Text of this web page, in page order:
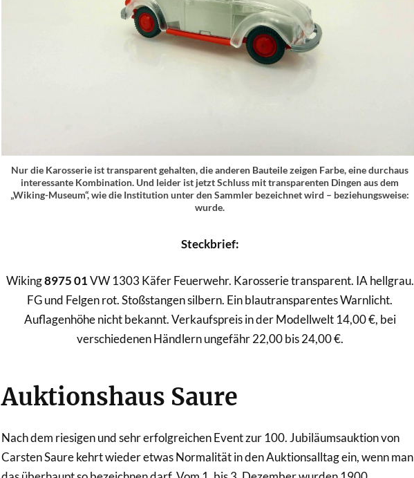
Nur die Karosserie ist transparent gehalten, die anderen Bauteile zeigen Farbe, eine durchaus
interessante Kombination. Und leider ist jetzt Schluss mit transparenten Dingen aus dem
„Wiking-Museum“, wie die Institution unter den Sammler bezeichnet wird – beziehungsweise:
wurde.
Steckbrief:
Wiking8975 01VW 1303 Käfer Feuerwehr. Karosserie transparent. IA hellgrau.
FG und Felgen rot. Stoßstangen silbern. Ein blautransparentes Warnlicht.
Auflagenhöhe nicht bekannt. Verkaufspreis in der Modellwelt 14,00 €, bei
verschiedenen Händlern ungefähr 22,00 bis 24,00 €.
Auktionshaus Saure
Nach dem riesigen und sehr erfolgreichen Event zur 100. Jubiläumsauktion von
Carsten Saure kehrt wieder etwas Normalität in den Auktionsalltag ein, wenn man